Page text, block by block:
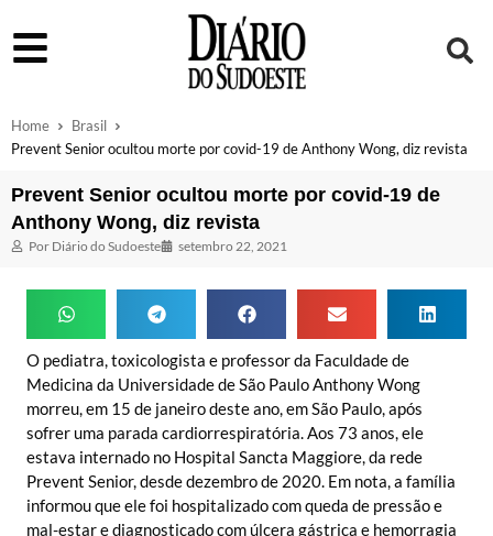
Home
Brasil
Prevent Senior ocultou morte por covid-19 de Anthony Wong, diz revista
Prevent Senior ocultou morte por covid-19 de
Anthony Wong, diz revista
Por Diário do Sudoeste setembro 22, 2021
O pediatra, toxicologista e professor da Faculdade de
Medicina da Universidade de São Paulo Anthony Wong
morreu, em 15 de janeiro deste ano, em São Paulo, após
sofrer uma parada cardiorrespiratória. Aos 73 anos, ele
estava internado no Hospital Sancta Maggiore, da rede
Prevent Senior, desde dezembro de 2020. Em nota, a família
informou que ele foi hospitalizado com queda de pressão e
mal-estar e diagnosticado com úlcera gástrica e hemorragia